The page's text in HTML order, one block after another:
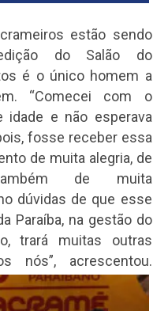
estão sendo
do Salão do
é o único homem a
“Comecei com o
e não esperava
fosse receber essa
de muita alegria, de
de muita
dúvidas de que esse
Paraíba, na gestão do
trará muitas outras
nós”, acrescentou.